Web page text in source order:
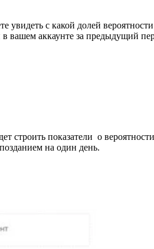
с какой долей
вашем аккаунте за предыдущий
строить показатели о
на один день.